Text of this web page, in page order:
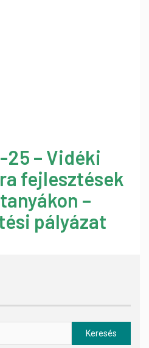
25 – Vidéki
fejlesztések
–
pályázat